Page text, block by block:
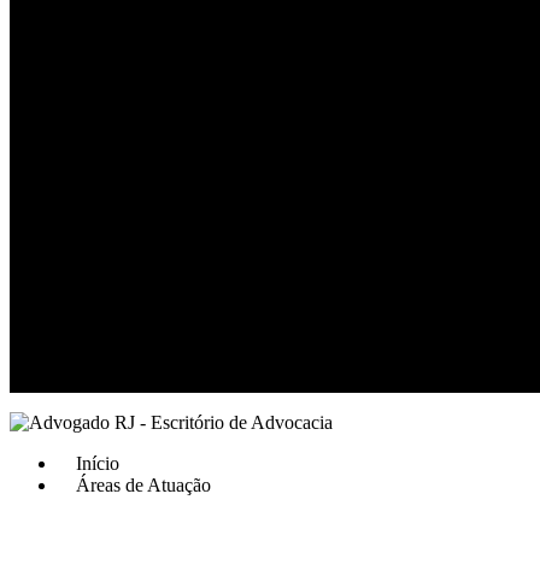
Início
Áreas de Atuação